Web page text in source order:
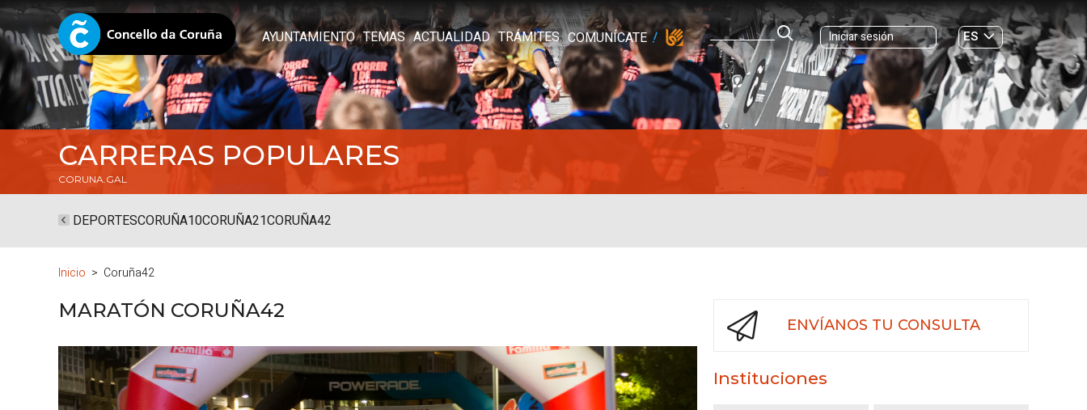
AYUNTAMIENTO TEMAS ACTUALIDAD TRÁMITES COMUNÍCATE Iniciar sesión
ES
GL
CARRERAS POPULARES
CORUNA.GAL
DEPORTESCORUÑA10CORUÑA21CORUÑA42
Inicio Coruña42
MARATÓN CORUÑA42
ENVÍANOS TU CONSULTA
Instituciones